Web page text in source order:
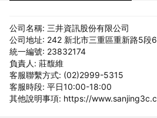
公司名稱: 三井資訊股份有限公司
公司地址: 242 新北市三重區重新路5段
統一編號: 23832174
負責人: 莊馥維
客服聯繫方式: (02)2999-5315
客服時段: 平日10:00-18:00
其他說明事項: https://